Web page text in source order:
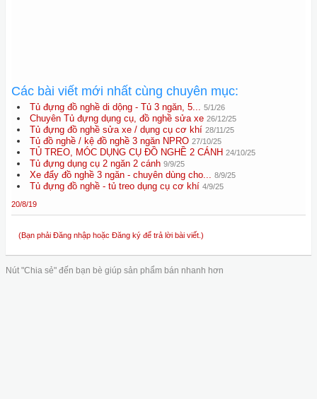
Các bài viết mới nhất cùng chuyên mục:
Tủ đựng đồ nghề di dộng - Tủ 3 ngăn, 5... 5/1/26
Chuyên Tủ đựng dụng cụ, đồ nghề sửa xe 26/12/25
Tủ đựng đồ nghề sửa xe / dụng cụ cơ khí 28/11/25
Tủ đồ nghề / kệ đồ nghề 3 ngăn NPRO 27/10/25
TỦ TREO, MÓC DỤNG CỤ ĐỒ NGHỀ 2 CÁNH 24/10/25
Tủ đựng dụng cụ 2 ngăn 2 cánh 9/9/25
Xe đẩy đồ nghề 3 ngăn - chuyên dùng cho... 8/9/25
Tủ đựng đồ nghề - tủ treo dụng cụ cơ khí 4/9/25
20/8/19
(Bạn phải Đăng nhập hoặc Đăng ký để trả lời bài viết.)
Nút "Chia sẻ" đến bạn bè giúp sản phẩm bán nhanh hơn